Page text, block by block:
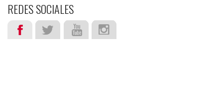
REDES SOCIALES